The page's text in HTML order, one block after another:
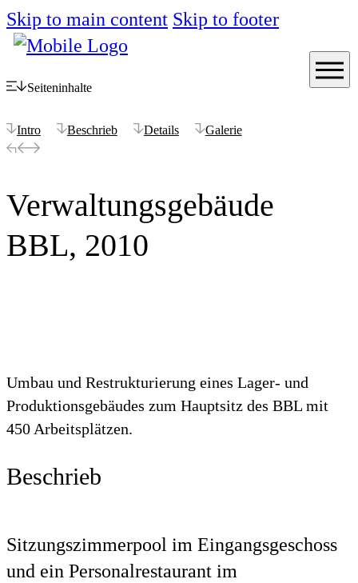
Skip to main content Skip to footer
Seiteninhalte
Intro Beschrieb Details Galerie
Verwaltungsgebäude
BBL, 2010
Umbau und Restrukturierung eines Lager- und
Produktionsgebäudes zum Hauptsitz des BBL mit
450 Arbeitsplätzen.
Beschrieb
Sitzungszimmerpool im Eingangsgeschoss
und ein Personalrestaurant im